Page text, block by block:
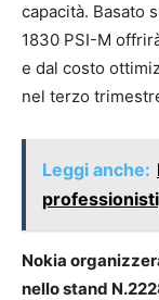
capacità. Basato
1830 PSI-M
e dal costo
nel terzo
Leggi anche:
Nokia
nello stand